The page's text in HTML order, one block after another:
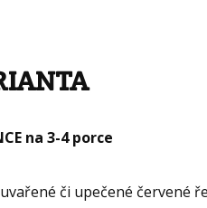
na 3-4 porce
či upečené červené